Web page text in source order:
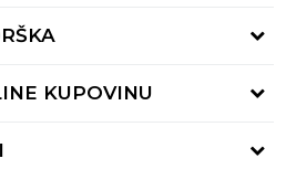
KUPOVINU